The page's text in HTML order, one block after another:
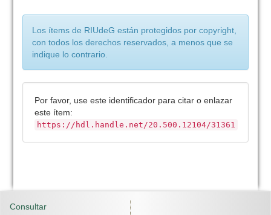
Los ítems de RIUdeG están protegidos por copyright,
con todos los derechos reservados, a menos que se
indique lo contrario.
Por favor, use este identificador para citar o enlazar
este ítem:
https://hdl.handle.net/20.500.12104/31361
Consultar